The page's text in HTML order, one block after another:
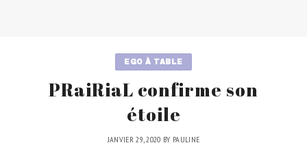
EGO À TABLE
PRaiRiaL confirme son
étoile
JANVIER 29, 2020 BY PAULINE